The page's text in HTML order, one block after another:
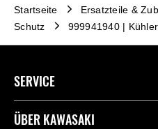
Startseite Ersatzteile &
Schutz
999941940 |
SERVICE
Kontaktiere uns
ÜBER KAWASAKI